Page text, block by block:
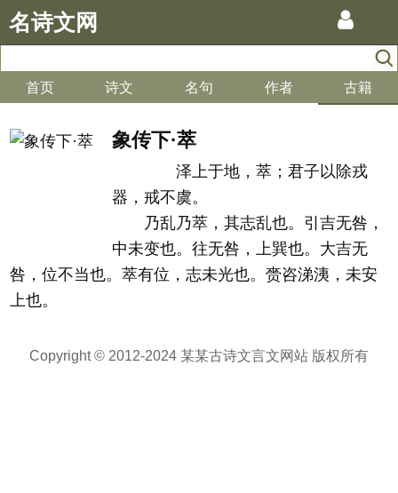
名诗文网
首页 诗文 名句 作者 古籍
象传下·萃
泽上于地，萃；君子以除戎
器，戒不虞。
乃乱乃萃，其志乱也。引吉无咎，
中未变也。往无咎，上巽也。大吉无
咎，位不当也。萃有位，志未光也。赍咨涕洟，未安
上也。
Copyright © 2012-2024 某某古诗文言文网站 版权所有